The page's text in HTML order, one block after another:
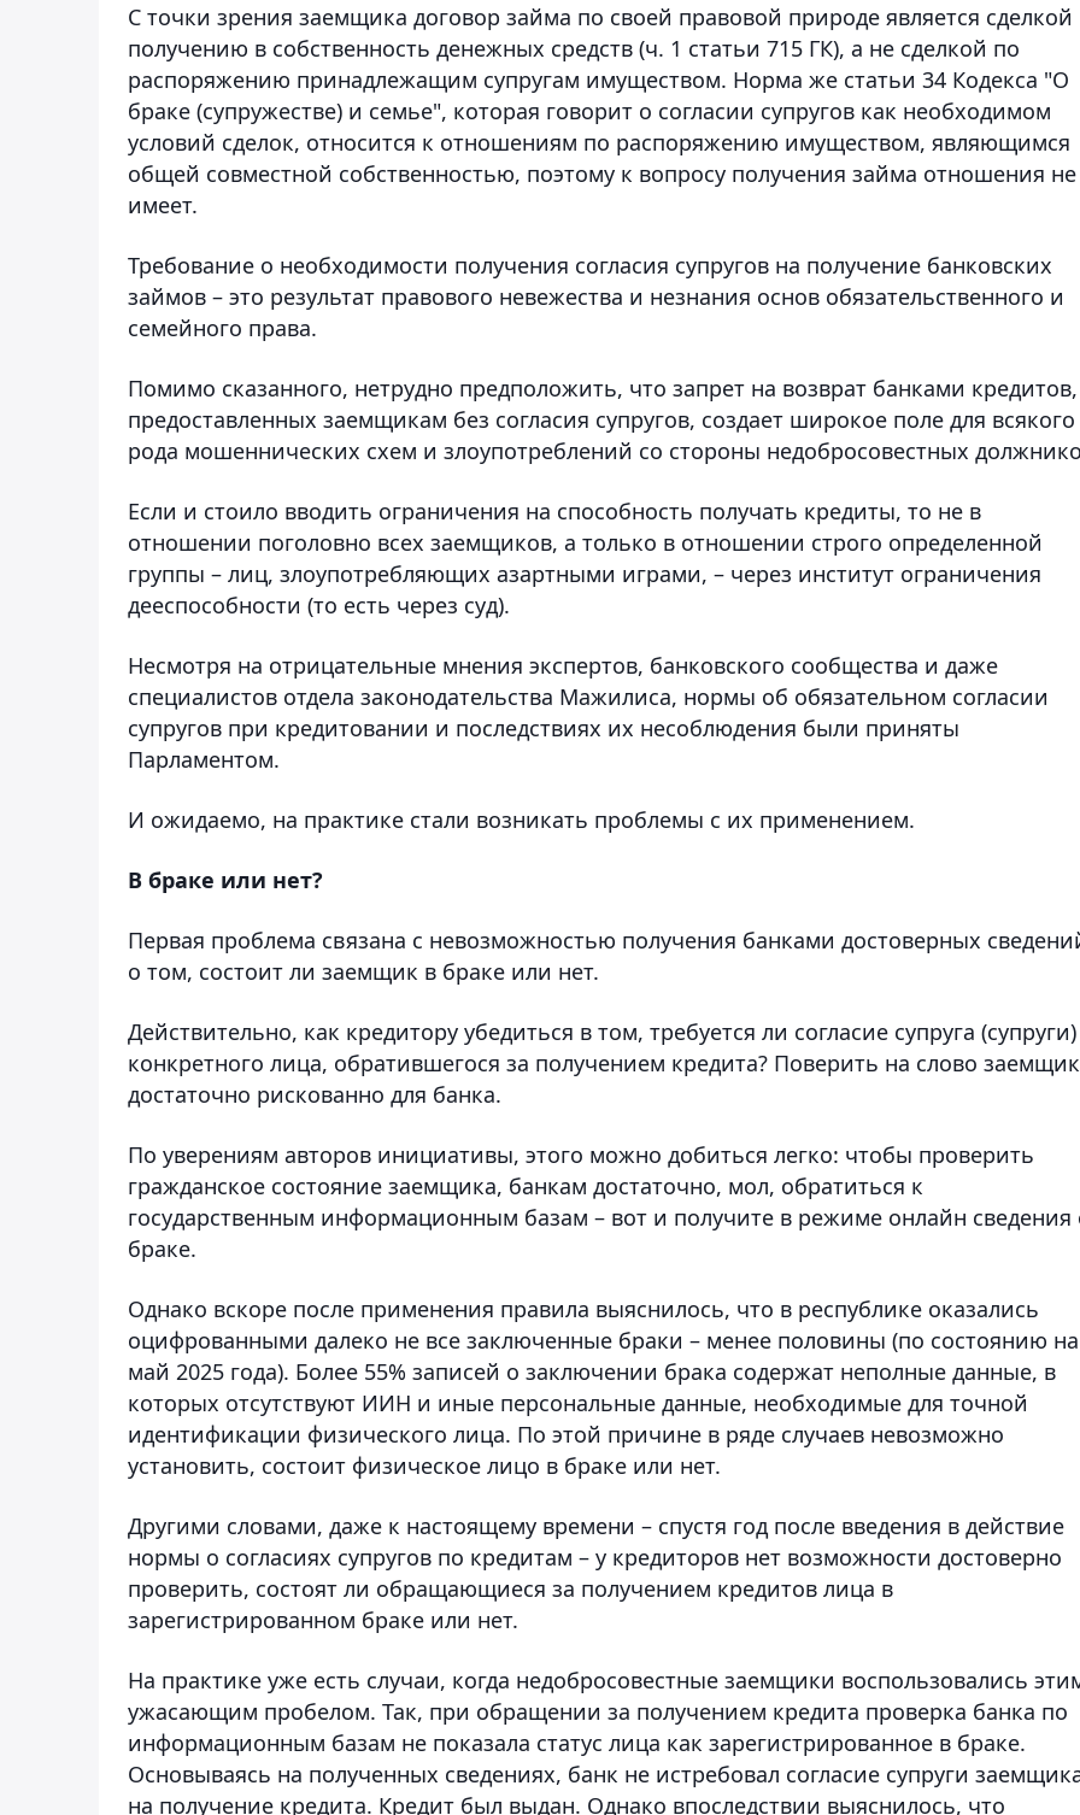
С точки зрения заемщика договор займа по своей правовой природе является сделкой
получению в собственность денежных средств (ч. 1 статьи 715 ГК), а не сделкой по
распоряжению принадлежащим супругам имуществом. Норма же статьи 34 Кодекса "О
браке (супружестве) и семье", которая говорит о согласии супругов как необходимом
условий сделок, относится к отношениям по распоряжению имуществом, являющимся
общей совместной собственностью, поэтому к вопросу получения займа отношения не
имеет.
Требование о необходимости получения согласия супругов на получение банковских
займов – это результат правового невежества и незнания основ обязательственного и
семейного права.
Помимо сказанного, нетрудно предположить, что запрет на возврат банками кредитов,
предоставленных заемщикам без согласия супругов, создает широкое поле для всякого
рода мошеннических схем и злоупотреблений со стороны недобросовестных
Если и стоило вводить ограничения на способность получать кредиты, то не в
отношении поголовно всех заемщиков, а только в отношении строго определенной
группы – лиц, злоупотребляющих азартными играми, – через институт ограничения
дееспособности (то есть через суд).
Несмотря на отрицательные мнения экспертов, банковского сообщества и даже
специалистов отдела законодательства Мажилиса, нормы об обязательном согласии
супругов при кредитовании и последствиях их несоблюдения были приняты
Парламентом.
И ожидаемо, на практике стали возникать проблемы с их применением.
В браке или нет?
Первая проблема связана с невозможностью получения банками достоверных
о том, состоит ли заемщик в браке или нет.
Действительно, как кредитору убедиться в том, требуется ли согласие супруга (супруги)
конкретного лица, обратившегося за получением кредита? Поверить на слово
достаточно рискованно для банка.
По уверениям авторов инициативы, этого можно добиться легко: чтобы проверить
гражданское состояние заемщика, банкам достаточно, мол, обратиться к
государственным информационным базам – вот и получите в режиме онлайн сведения
браке.
Однако вскоре после применения правила выяснилось, что в республике оказались
оцифрованными далеко не все заключенные браки – менее половины (по состоянию на
май 2025 года). Более 55% записей о заключении брака содержат неполные данные, в
которых отсутствуют ИИН и иные персональные данные, необходимые для точной
идентификации физического лица. По этой причине в ряде случаев невозможно
установить, состоит физическое лицо в браке или нет.
Другими словами, даже к настоящему времени – спустя год после введения в действие
нормы о согласиях супругов по кредитам – у кредиторов нет возможности достоверно
проверить, состоят ли обращающиеся за получением кредитов лица в
зарегистрированном браке или нет.
На практике уже есть случаи, когда недобросовестные заемщики воспользовались
ужасающим пробелом. Так, при обращении за получением кредита проверка банка по
информационным базам не показала статус лица как зарегистрированное в браке.
Основываясь на полученных сведениях, банк не истребовал согласие супруги
на получение кредита. Кредит был выдан. Однако впоследствии выяснилось, что